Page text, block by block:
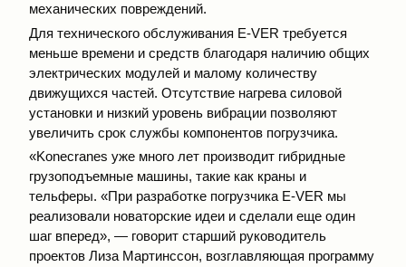
механических повреждений.
Для технического обслуживания E-VER требуется
меньше времени и средств благодаря наличию общих
электрических модулей и малому количеству
движущихся частей. Отсутствие нагрева силовой
установки и низкий уровень вибрации позволяют
увеличить срок службы компонентов погрузчика.
«Konecranes уже много лет производит гибридные
грузоподъемные машины, такие как краны и
тельферы. «При разработке погрузчика E-VER мы
реализовали новаторские идеи и сделали еще один
шаг вперед», — говорит старший руководитель
проектов Лиза Мартинссон, возглавляющая программу